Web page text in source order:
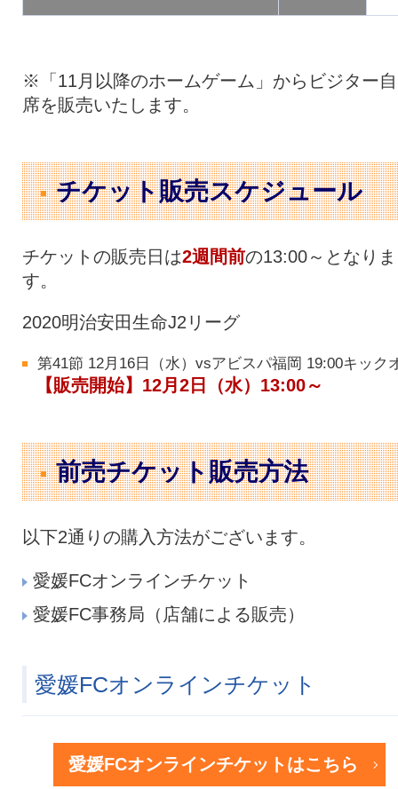
※「11月以降のホームゲーム」からビジター
席を販売いたします。
チケット販売スケジュール
チケットの販売日は2週間前の13:00～となりま
す。
2020明治安田生命J2リーグ
第41節 12月16日（水）vsアビスパ福岡 19:00キック
【販売開始】12月2日（水）13:00～
前売チケット販売方法
以下2通りの購入方法がございます。
愛媛FCオンラインチケット
愛媛FC事務局（店舗による販売）
愛媛FCオンラインチケット
愛媛FCオンラインチケットはこちら